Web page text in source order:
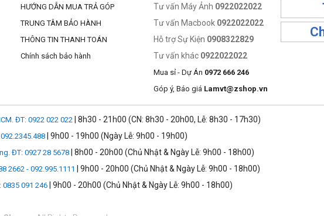
được thiết kế để dễ dàng cất gọn vào túi, nên bạn luôn có thể mang theo bên mình.
HƯỚNG DẪN MUA TRẢ GÓP
TRUNG TÂM BẢO HÀNH
THÔNG TIN THANH TOÁN
Chính sách bảo hành
Tư vấn Máy Ảnh 0922022022
Tư vấn Macbook 0922022022
Hỗ trợ Sự Kiện 0908322829
Tư vấn khác 0922022022
Mua sỉ - Dự Án 0972 666 246
Góp ý, Báo giá Lamvt@zshop.vn
ĐT: 0922 022 022 | 8h30 - 21h00 (CN: 8h30 - 20h00, Lễ: 8h30 - 17h30)
| 9h00 - 19h00 (Ngày Lễ: 9h00 - 19h00)
ĐT: 0927 28 5678 | 8h00 - 20h00 (Chủ Nhật & Ngày Lễ: 9h00 - 18h00)
2662 - 092.995.1111
| 9h00 - 20h00 (Chủ Nhật & Ngày Lễ: 9h00 - 18h00)
0835 091 246 | 9h00 - 20h00 (Chủ Nhật & Ngày Lễ: 9h00 - 18h00)